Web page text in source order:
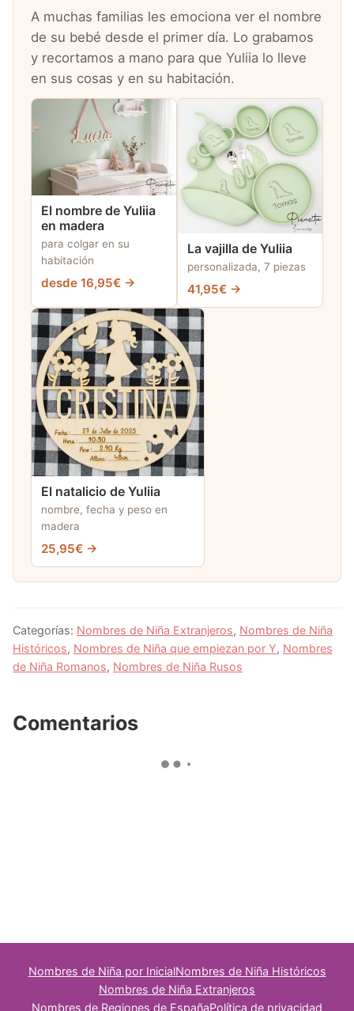
A muchas familias les emociona ver el nombre
de su bebé desde el primer día. Lo grabamos
y recortamos a mano para que Yuliia lo lleve
en sus cosas y en su habitación.
El nombre de Yuliia
en madera
para colgar en su
habitación
desde 16,95€ →
La vajilla de Yuliia
personalizada, 7 piezas
41,95€ →
El natalicio de Yuliia
nombre, fecha y peso en
madera
25,95€ →
Categorías: Nombres de Niña Extranjeros, Nombres de Niña
Históricos, Nombres de Niña que empiezan por Y, Nombres
de Niña Romanos, Nombres de Niña Rusos
Comentarios
Nombres de Niña por InicialNombres de Niña Históricos
Nombres de Niña Extranjeros
Nombres de Regiones de EspañaPolítica de privacidad